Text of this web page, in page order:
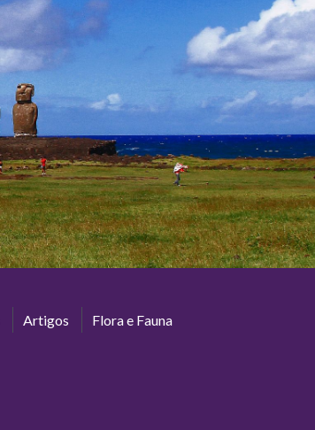
Artigos Flora e Fauna